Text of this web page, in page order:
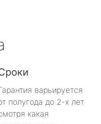
варьируется
полугода до 2-х лет
какая